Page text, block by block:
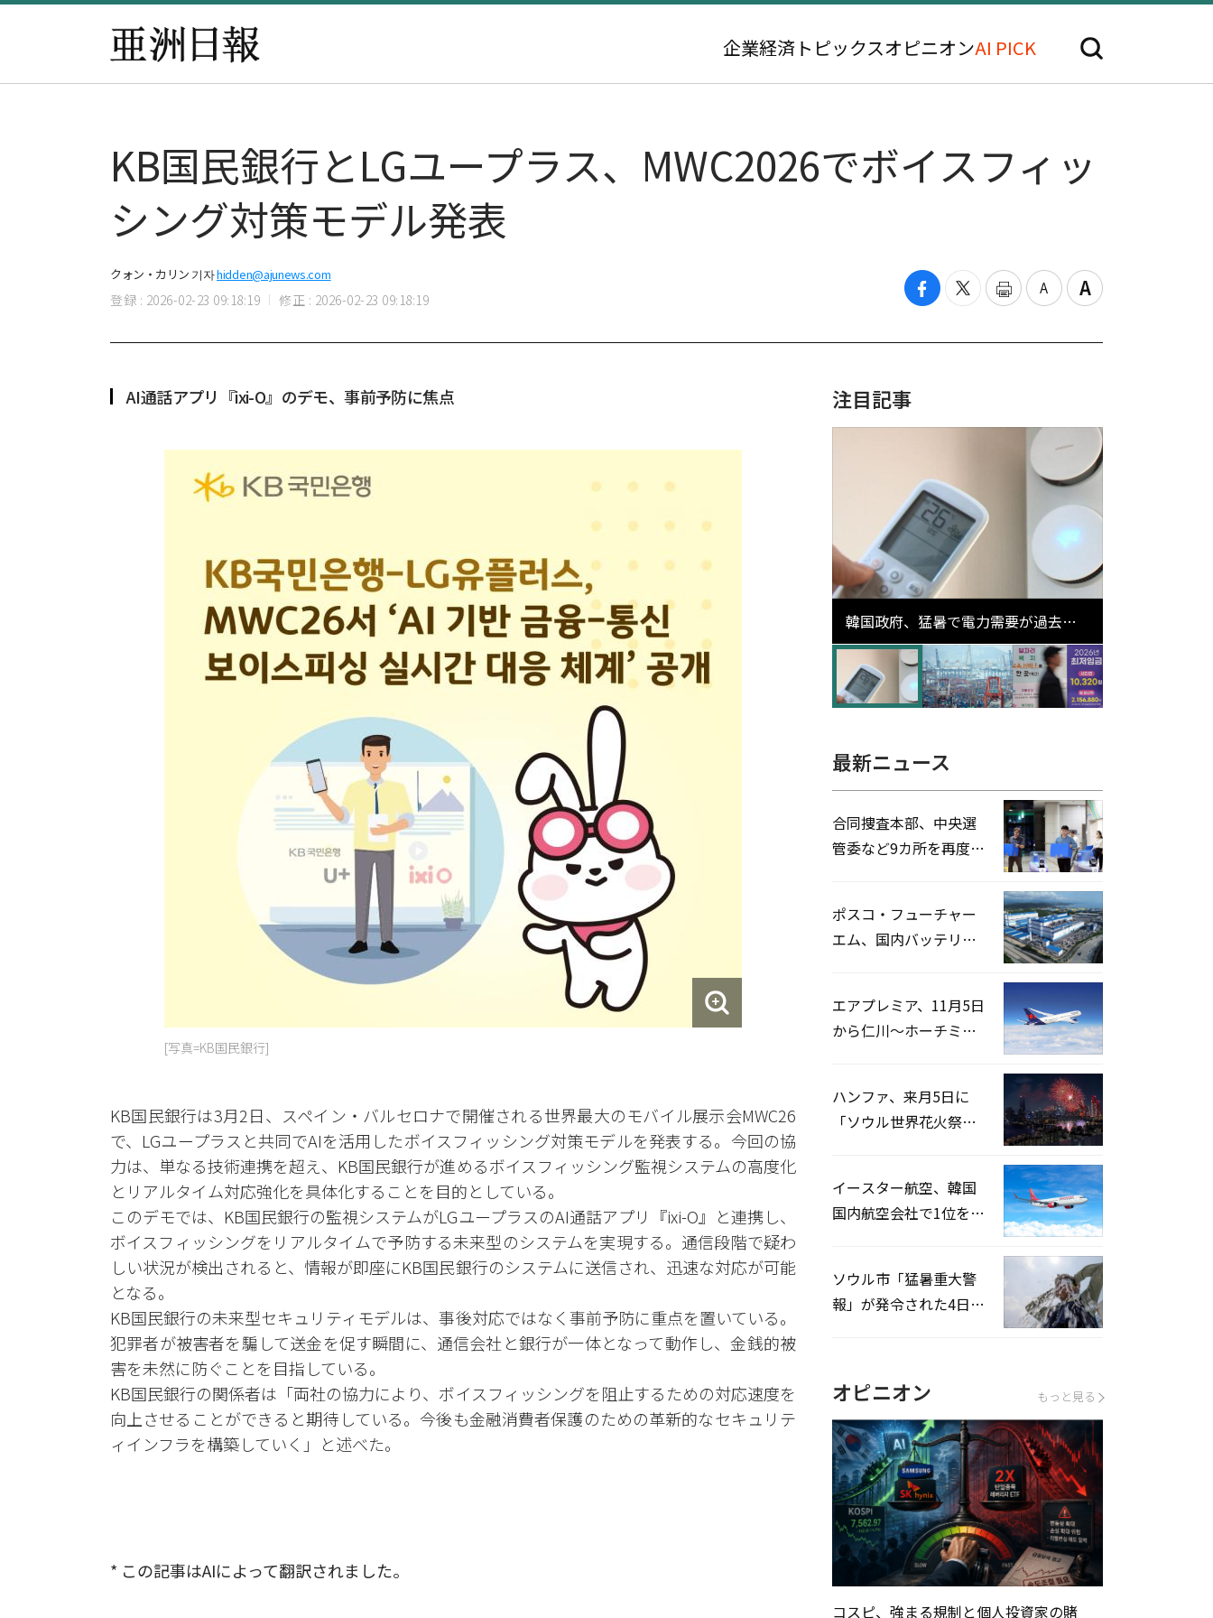
企業経済 トピックスオピニオンAI PICK
KB国民銀行とLGユープラス、MWC2026でボイスフィッ
シング対策モデル発表
クォン・カリン 기자hidden@ajunews.com
登録 : 2026-02-23 09:18:19 修正 : 2026-02-23 09:18:19
AI通話アプリ『ixi-O』のデモ、事前予防に焦点
[写真=KB国民銀行]
KB国民銀行は3月2日、スペイン・バルセロナで開催される世界最大のモバイル展示会MWC26
で、LGユープラスと共同でAIを活用したボイスフィッシング対策モデルを発表する。今回の協
力は、単なる技術連携を超え、KB国民銀行が進めるボイスフィッシング監視システムの高度化
とリアルタイム対応強化を具体化することを目的としている。
このデモでは、KB国民銀行の監視システムがLGユープラスのAI通話アプリ『ixi-O』と連携し、
ボイスフィッシングをリアルタイムで予防する未来型のシステムを実現する。通信段階で疑わ
しい状況が検出されると、情報が即座にKB国民銀行のシステムに送信され、迅速な対応が可能
となる。
KB国民銀行の未来型セキュリティモデルは、事後対応ではなく事前予防に重点を置いている。
犯罪者が被害者を騙して送金を促す瞬間に、通信会社と銀行が一体となって動作し、金銭的被
害を未然に防ぐことを目指している。
KB国民銀行の関係者は「両社の協力により、ボイスフィッシングを阻止するための対応速度を
向上させることができると期待している。今後も金融消費者保護のための革新的なセキュリテ
ィインフラを構築していく」と述べた。
* この記事はAIによって翻訳されました。
注目記事
韓国政府、猛暑で電力需要が過去最
高更新の可能性に需給対応体制を点
検
最新ニュース
合同捜査本部、中央選
管委など9カ所を再度家
ポスコ・フューチャー
エム、国内バッテリー
エアプレミア、11月5日
から仁川〜ホーチミン
ハンファ、来月5日に
「ソウル世界花火祭り
イースター航空、韓国
国内航空会社で1位を記
ソウル市「猛暑重大警
報」が発令された4日、
オピニオン もっと見る
コスピ、強まる規制と個人投資家の賭